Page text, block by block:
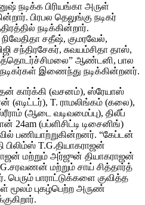
நடிக்க பிரியங்கா அருள்
பிரபல தெலுங்கு நடிகர்
நடிக்கின்றார்.
சதீஷ், குமரவேல்,
சந்திரசேகர், சுவயம்சிதா தாஸ்,
ஆண்டனி, பால
இணைந்து நடிக்கின்றனர்.
கார்க்கி (வசனம்), ஸ்ரேயாஸ்
(எடிட்டர்), T. ராமலிங்கம் (கலை),
(ஆடை வடிவமைப்பு), திலீப்
24am (பப்ளிசிட்டி டிசைனிங்)
பணியாற்றுகின்றனர். “கேப்டன்
T.G.தியாகராஜன்
மற்றும் அர்ஜுன் தியாகராஜன்
மற்றும் சாய் சித்தார்த்
பாராட்டுக்களை குவித்த
மூலம் புகழ்பெற்ற அருண்